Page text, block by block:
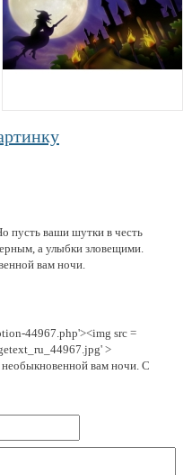
пусть ваши шутки в честь
а улыбки зловещими.
вам ночи.
44967.php'><img src =
>
вам ночи. С